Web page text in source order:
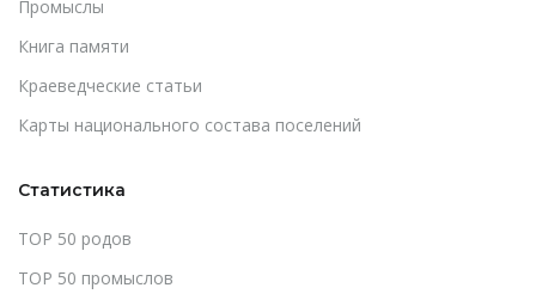
Промыслы
Книга памяти
Краеведческие статьи
Карты национального состава поселений
Статистика
TOP 50 родов
TOP 50 промыслов